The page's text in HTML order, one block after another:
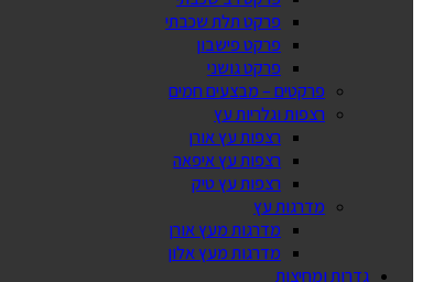
פרקט תלת שכבתי
פרקט פישבון
פרקט גושני
פרקטים – מבצעים חמים
רצפות וגלריות עץ
רצפות עץ אורן
רצפות עץ איפאה
רצפות עץ טיק
מדרגות עץ
מדרגות מעץ אורן
מדרגות מעץ אלון
גדרות ומחיצות